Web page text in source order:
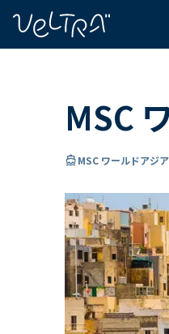
MSC
directions_boatMSC ワールドアジア